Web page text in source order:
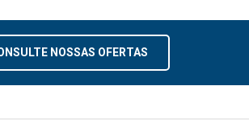
NOSSAS OFERTAS